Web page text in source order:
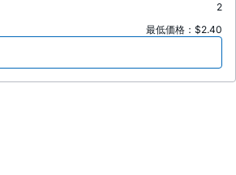
2
最低価格：$2.40